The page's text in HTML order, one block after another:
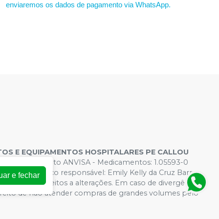
enviaremos os dados de pagamento via WhatsApp.
E EQUIPAMENTOS HOSPITALARES PE CALLOU
Funcionamento ANVISA - Medicamentos: 1.05593-0
- Farmacêutico responsável: Emily Kelly da Cruz Barros.
estão sujeitos a alterações. Em caso de divergência
de não atender compras de grandes volumes pelo
e fechar